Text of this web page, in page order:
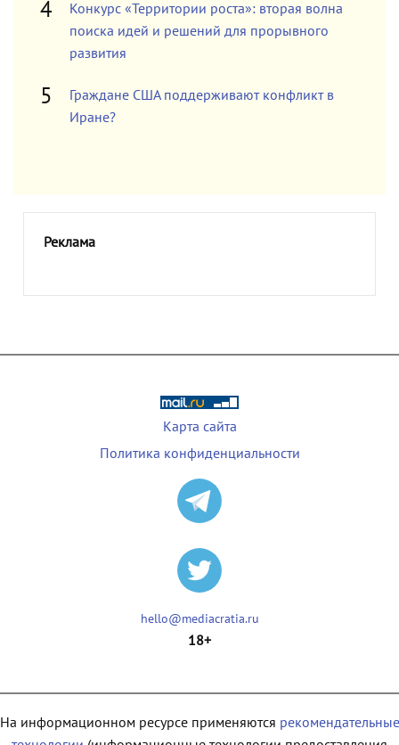
Конкурс «Территории роста»: вторая волна
поиска идей и решений для прорывного
развития
Граждане США поддерживают конфликт в
Иране?
Реклама
Карта сайта
Политика конфиденциальности
hello@mediacratia.ru
18+
На информационном ресурсе применяются рекомендательные